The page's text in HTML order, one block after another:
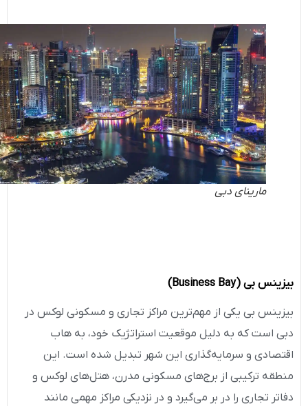
مارینای دبی
بیزینس بی(Business Bay)
بیزینس بی یکی از مهم‌ترین مراکز تجاری و مسکونی لوکس در
دبی است که به دلیل موقعیت استراتژیک خود، به هاب
اقتصادی و سرمایه‌گذاری این شهر تبدیل شده است. این
منطقه ترکیبی از برج‌های مسکونی مدرن، هتل‌های لوکس و
دفاتر تجاری را در بر می‌گیرد و در نزدیکی مراکز مهمی مانند